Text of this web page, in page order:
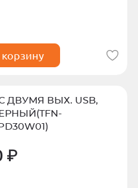
ДВУМЯ ВЫХ. USB,
₽